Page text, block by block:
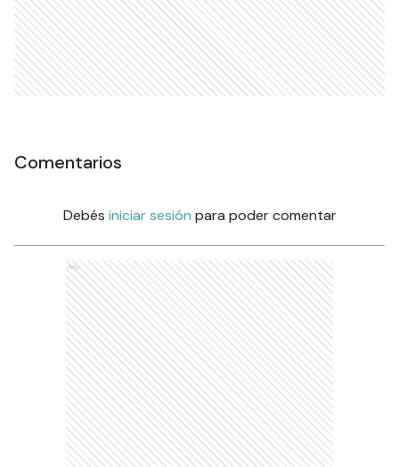
Comentarios
Debés iniciar sesión para poder comentar
Ads